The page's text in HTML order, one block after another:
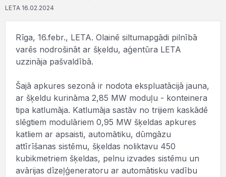
LETA 16.02.2024
Rīga, 16.febr., LETA. Olainē siltumapgādi pilnībā
varēs nodrošināt ar šķeldu, aģentūra LETA
uzzināja pašvaldībā.
Šajā apkures sezonā ir nodota ekspluatācijā jauna,
ar šķeldu kurināma 2,85 MW moduļu - konteinera
tipa katlumāja. Katlumāja sastāv no trijiem kaskādē
slēgtiem modulāriem 0,95 MW šķeldas apkures
katliem ar apsaisti, automātiku, dūmgāzu
attīrīšanas sistēmu, šķeldas noliktavu 450
kubikmetriem šķeldas, pelnu izvades sistēmu un
avārijas dīzeļģeneratoru ar automātisku vadību